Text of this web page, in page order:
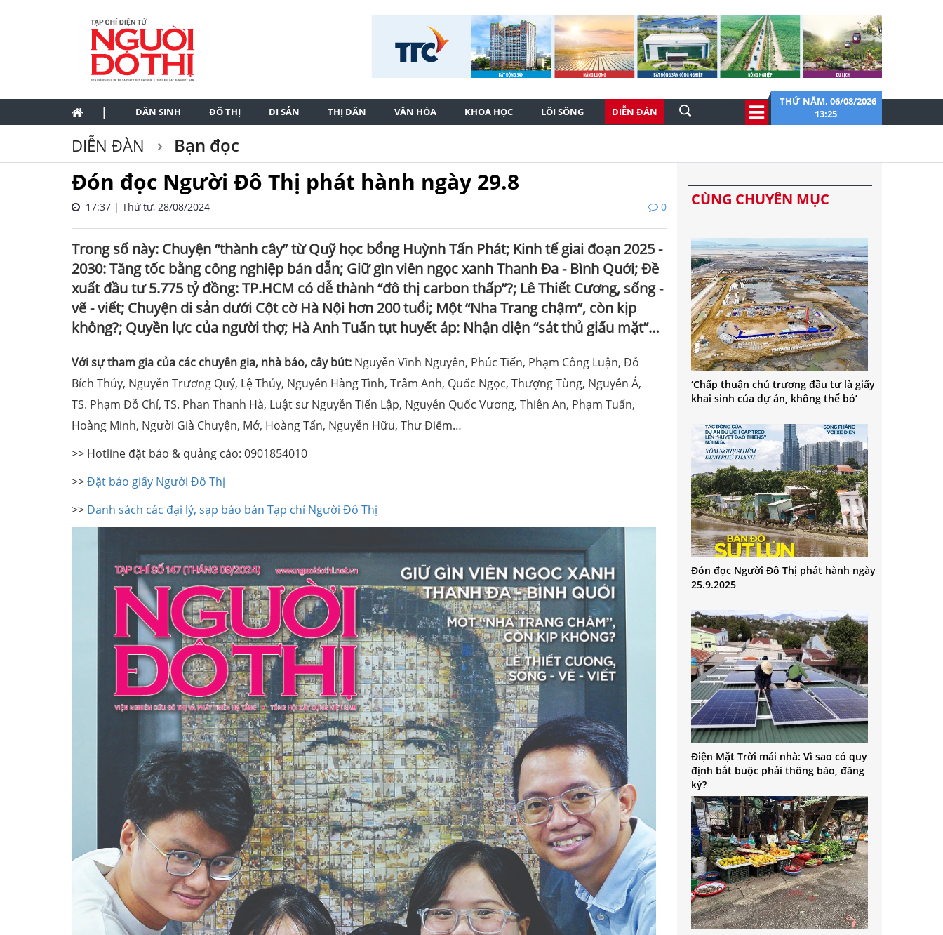
| DÂN SINH ĐÔ THỊ DI SẢN THỊ DÂN VĂN HÓA KHOA HỌC LỐI SỐNG DIỄN ĐÀN
THỨ NĂM, 06/08/2026
13:25
DIỄN ĐÀN Bạn đọc
Đón đọc Người Đô Thị phát hành ngày 29.8
17:37 | Thứ tư, 28/08/2024 0
Trong số này: Chuyện “thành cây” từ Quỹ học bổng Huỳnh Tấn Phát; Kinh tế giai đoạn 2025 -
2030: Tăng tốc bằng công nghiệp bán dẫn; Giữ gìn viên ngọc xanh Thanh Đa - Bình Quới; Ðề
xuất đầu tư 5.775 tỷ đồng: TP.HCM có dễ thành “đô thị carbon thấp”?; Lê Thiết Cương, sống -
vẽ - viết; Chuyện di sản dưới Cột cờ Hà Nội hơn 200 tuổi; Một “Nha Trang chậm”, còn kịp
không?; Quyền lực của người thợ; Hà Anh Tuấn tụt huyết áp: Nhận diện “sát thủ giấu mặt”…
Với sự tham gia của các chuyên gia, nhà báo, cây bút: Nguyễn Vĩnh Nguyên, Phúc Tiến, Phạm Công Luận, Đỗ
Bích Thúy, Nguyễn Trương Quý, Lệ Thủy, Nguyễn Hàng Tình, Trâm Anh, Quốc Ngọc, Thượng Tùng, Nguyễn Á,
TS. Phạm Đỗ Chí, TS. Phan Thanh Hà, Luật sư Nguyễn Tiến Lập, Nguyễn Quốc Vương, Thiên An, Phạm Tuấn,
Hoàng Minh, Người Già Chuyện, Mớ, Hoàng Tấn, Nguyễn Hữu, Thư Điểm…
>> Hotline đặt báo & quảng cáo: 0901854010
>>Đặt báo giấy Người Đô Thị
>> Danh sách các đại lý, sạp báo bán Tạp chí Người Đô Thị
CÙNG CHUYÊN MỤC
‘Chấp thuận chủ trương đầu tư là giấy
khai sinh của dự án, không thể bỏ’
Đón đọc Người Đô Thị phát hành ngày
25.9.2025
Điện Mặt Trời mái nhà: Vì sao có quy
định bắt buộc phải thông báo, đăng
ký?